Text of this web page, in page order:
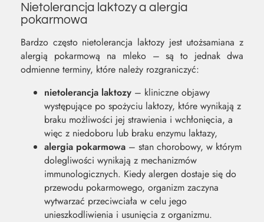
Nietolerancja laktozy a alergia
pokarmowa
Bardzo często nietolerancja laktozy jest utożsamiana z
alergią pokarmową na mleko – są to jednak dwa
odmienne terminy, które należy rozgraniczyć:
nietolerancja laktozy – kliniczne objawy
występujące po spożyciu laktozy, które wynikają z
braku możliwości jej strawienia i wchłonięcia, a
więc z niedoboru lub braku enzymu laktazy,
alergia pokarmowa – stan chorobowy, w którym
dolegliwości wynikają z mechanizmów
immunologicznych. Kiedy alergen dostaje się do
przewodu pokarmowego, organizm zaczyna
wytwarzać przeciwciała w celu jego
unieszkodliwienia i usunięcia z organizmu.